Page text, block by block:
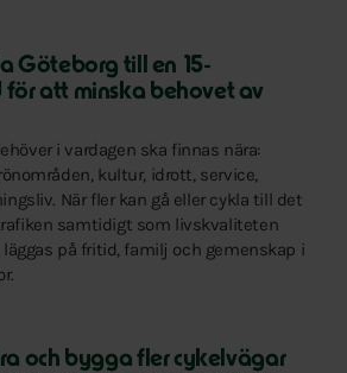
Göteborg till en 15-
för att minska behovet av
i vardagen ska finnas nära:
kultur, idrott, service,
När fler kan gå eller cykla till det
samtidigt som livskvaliteten
läggas på fritid, familj och gemenskap i
och bygga fler cykelvägar